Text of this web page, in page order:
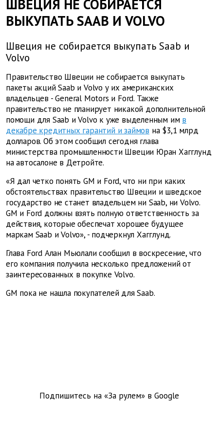
ШВЕЦИЯ НЕ СОБИРАЕТСЯ
ВЫКУПАТЬ SAAB И VOLVO
Швеция не собирается выкупать Saab и
Volvo
Правительство Швеции не собирается выкупать
пакеты акций Saab и Volvo у их американских
владельцев - General Motors и Ford. Также
правительство не планирует никакой дополнительной
помощи для Saab и Volvo к уже выделенным им в
декабре кредитных гарантий и займов на $3,1 млрд
долларов. Об этом сообщил сегодня глава
министерства промышленности Швеции Юран Хагглунд
на автосалоне в Детройте.
«Я дал четко понять GM и Ford, что ни при каких
обстоятельствах правительство Швеции и шведское
государство не станет владельцем ни Saab, ни Volvo.
GM и Ford должны взять полную ответственность за
действия, которые обеспечат хорошее будущее
маркам Saab и Volvo», - подчеркнул Хагглунд.
Глава Ford Алан Мьюлали сообщил в воскресение, что
его компания получила несколько предложений от
заинтересованных в покупке Volvo.
GM пока не нашла покупателей для Saab.
Подпишитесь на «За рулем» в Google